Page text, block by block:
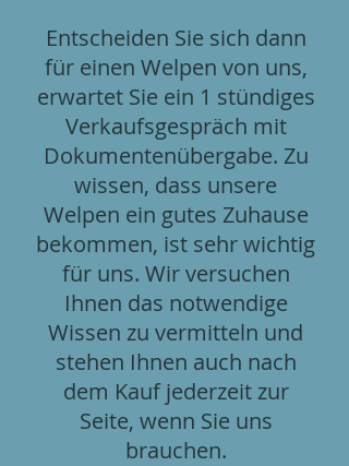
Entscheiden Sie sich dann
für einen Welpen von uns,
erwartet Sie ein 1 stündiges
Verkaufsgespräch mit
Dokumentenübergabe. Zu
wissen, dass unsere
Welpen ein gutes Zuhause
bekommen, ist sehr wichtig
für uns. Wir versuchen
Ihnen das notwendige
Wissen zu vermitteln und
stehen Ihnen auch nach
dem Kauf jederzeit zur
Seite, wenn Sie uns
brauchen.